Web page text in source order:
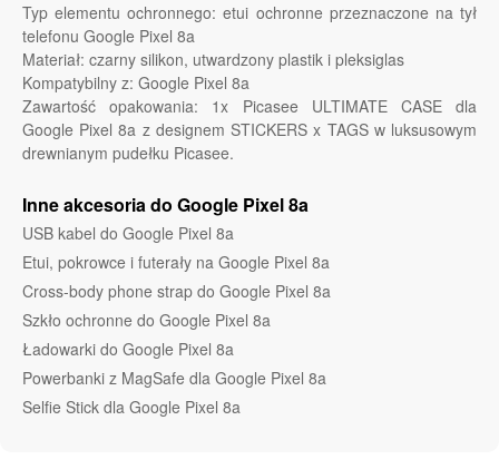
Typ elementu ochronnego: etui ochronne przeznaczone na tył
telefonu Google Pixel 8a
Materiał: czarny silikon, utwardzony plastik i pleksiglas
Kompatybilny z: Google Pixel 8a
Zawartość opakowania: 1x Picasee ULTIMATE CASE dla
Google Pixel 8a z designem STICKERS x TAGS w luksusowym
drewnianym pudełku Picasee.
Inne akcesoria do Google Pixel 8a
USB kabel do Google Pixel 8a
Etui, pokrowce i futerały na Google Pixel 8a
Cross-body phone strap do Google Pixel 8a
Szkło ochronne do Google Pixel 8a
Ładowarki do Google Pixel 8a
Powerbanki z MagSafe dla Google Pixel 8a
Selfie Stick dla Google Pixel 8a